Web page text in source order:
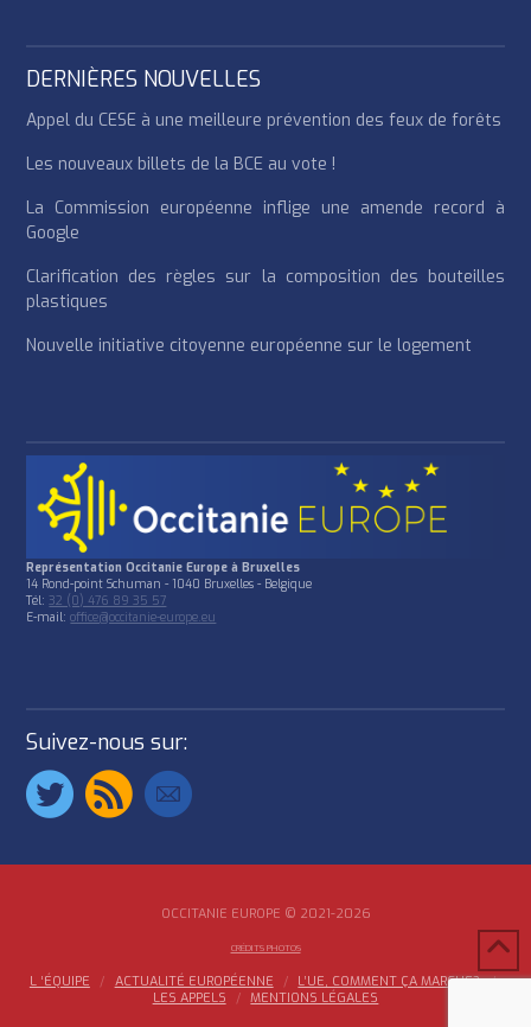
DERNIÈRES NOUVELLES
Appel du CESE à une meilleure prévention des feux de forêts
Les nouveaux billets de la BCE au vote !
La Commission européenne inflige une amende record à
Google
Clarification des règles sur la composition des bouteilles
plastiques
Nouvelle initiative citoyenne européenne sur le logement
Représentation Occitanie Europe à Bruxelles
14 Rond-point Schuman - 1040 Bruxelles - Belgique
Tél: 32 (0) 476 89 35 57
E-mail:office@occitanie-europe.eu
Suivez-nous sur:
OCCITANIE EUROPE © 2021-2026
CRÉDITS PHOTOS
L ‘ÉQUIPE ACTUALITÉ EUROPÉENNE
L’UE, COMMENT ÇA MARCHE?
LES APPELS
MENTIONS LÉGALES